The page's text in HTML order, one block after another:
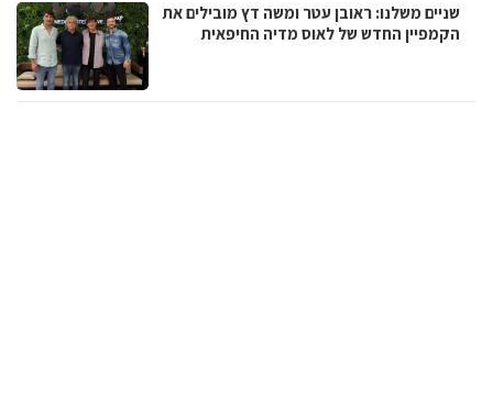
שניים משלנו: ראובן עטר ומשה דץ מובילים את
הקמפיין החדש של לאוס מדיה החיפאית